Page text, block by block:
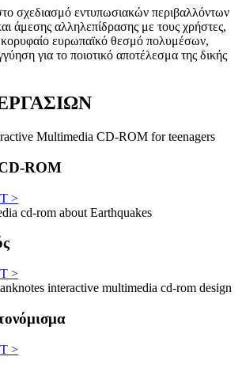
σχεδιασμό εντυπωσιακών περιβαλλόντων
άμεσης αλληλεπίδρασης με τους χρήστες,
ευρωπαϊκό θεσμό πολυμέσων,
για το ποιοτικό αποτέλεσμα της δικής
CD-ROM
>
>
>